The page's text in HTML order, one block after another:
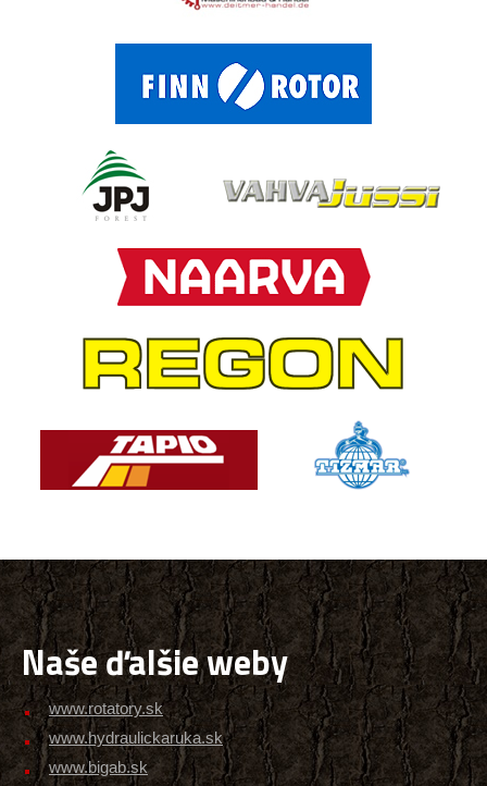
Naše ďalšie weby
www.rotatory.sk
www.hydraulickaruka.sk
www.bigab.sk